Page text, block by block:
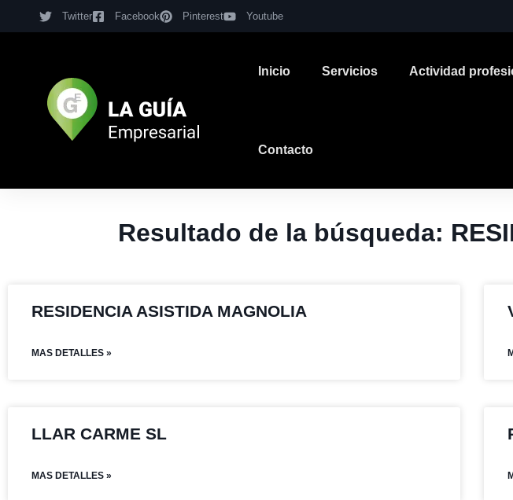
Twitter Facebook Pinterest Youtube
Inicio Servicios Actividad
Contacto
Resultado de la búsqueda:
RESIDENCIA ASISTIDA MAGNOLIA
MAS DETALLES »
LLAR CARME SL
MAS DETALLES »